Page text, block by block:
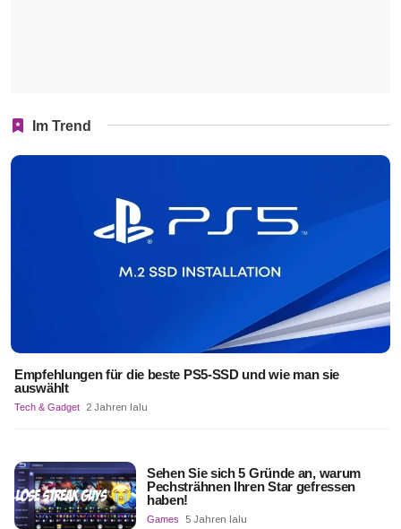
Im Trend
Empfehlungen für die beste PS5-SSD und wie man sie
auswählt
Tech & Gadget 2 Jahren lalu
Sehen Sie sich 5 Gründe an, warum
Pechsträhnen Ihren Star gefressen
haben!
Games 5 Jahren lalu